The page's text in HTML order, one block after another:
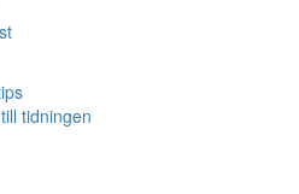
tidningen